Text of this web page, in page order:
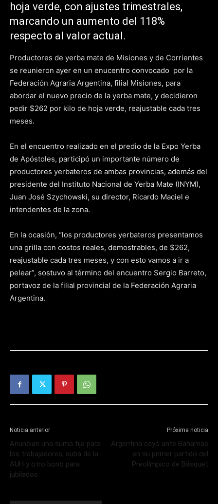
hoja verde, con ajustes trimestrales,
marcando un aumento del 118%
respecto al valor actual.
Productores de yerba mate de Misiones y de Corrientes
se reunieron ayer en un enucentro convocado por la
Federación Agraria Argentina, filial Misiones, para
abordar el nuevo precio de la yerba mate, y decidieron
pedir $262 por kilo de hoja verde, reajustable cada tres
meses.
En el encuentro realizado en el predio de la Expo Yerba
de Apóstoles, participó un importante número de
productores yerbateros de ambas provincias, además del
presidente del Instituto Nacional de Yerba Mate (INYM),
Juan José Szychowski, su director, Ricardo Maciel e
intendentes de la zona.
En la ocasión, “los productores yerbateros presentamos
una grilla con costos reales, demostrables, de $262,
reajustable cada tres meses, y con esto vamos a ir a
pelear”, sostuvo al término del encuentro Sergio Barreto,
portavoz de la filial provincial de la Federación Agraria
Argentina.
Noticia anterior
Anuncian una suma fija para
los trabajadores, suba de la
AUH y otro bono para
jubilados
Próxima noticia
Argentina cayó ante Bahamas
en su primer partido del
Preolímpico de Básquet